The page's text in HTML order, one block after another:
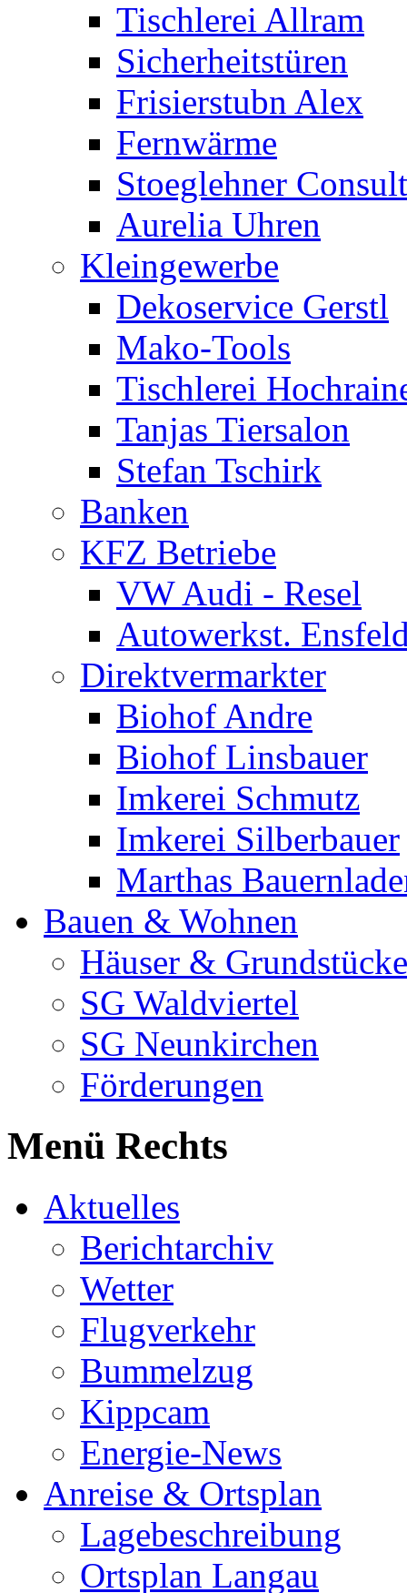
Tischlerei Allram
Sicherheitstüren
Frisierstubn Alex
Fernwärme
Stoeglehner
Aurelia Uhren
Kleingewerbe
Dekoservice Gerstl
Mako-Tools
Tischlerei
Tanjas Tiersalon
Stefan Tschirk
Banken
KFZ Betriebe
VW Audi - Resel
Autowerkst.
Direktvermarkter
Biohof Andre
Biohof Linsbauer
Imkerei Schmutz
Imkerei Silberbauer
Marthas
Bauen & Wohnen
Häuser & Grundstücke
SG Waldviertel
SG Neunkirchen
Förderungen
Menü Rechts
Aktuelles
Berichtarchiv
Wetter
Flugverkehr
Bummelzug
Kippcam
Energie-News
Anreise & Ortsplan
Lagebeschreibung
Ortsplan Langau